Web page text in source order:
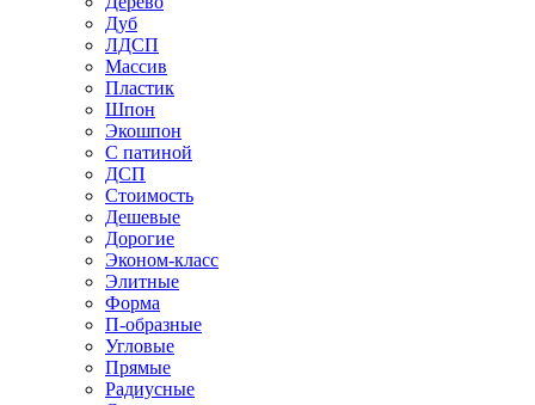
Дуб
ЛДСП
Массив
Пластик
Шпон
Экошпон
С патиной
ДСП
Стоимость
Дешевые
Дорогие
Эконом-класс
Элитные
Форма
П-образные
Угловые
Прямые
Радиусные